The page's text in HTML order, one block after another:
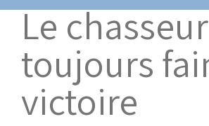
Le
toujours
victoire